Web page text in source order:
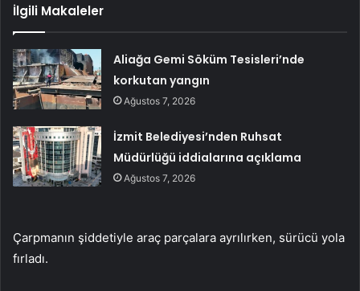
İlgili Makaleler
Aliağa Gemi Söküm Tesisleri’nde
korkutan yangın
Ağustos 7, 2026
İzmit Belediyesi’nden Ruhsat
Müdürlüğü iddialarına açıklama
Ağustos 7, 2026
Çarpmanın şiddetiyle araç parçalara ayrılırken, sürücü yola
fırladı.